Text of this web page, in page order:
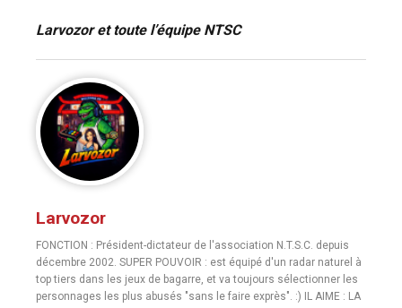
Larvozor et toute l’équipe NTSC
Larvozor
FONCTION : Président-dictateur de l'association N.T.S.C. depuis
décembre 2002. SUPER POUVOIR : est équipé d'un radar naturel à
top tiers dans les jeux de bagarre, et va toujours sélectionner les
personnages les plus abusés "sans le faire exprès". :) IL AIME : LA